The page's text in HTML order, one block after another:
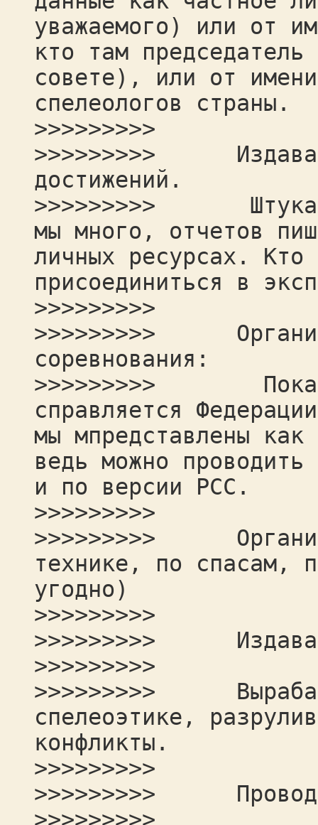
уважаемого) или от
кто там
совете), или от
спелеологов страны.
>>>>>>>>>
>>>>>>>>>
достижений.
>>>>>>>>> Штука
мы много, отчетов
личных ресурсах.
присоединиться в
>>>>>>>>>
>>>>>>>>>
соревнования:
>>>>>>>>> Пока
справляется
мы мпредставлены
ведь можно проводить
и по версии РСС.
>>>>>>>>>
>>>>>>>>>
технике, по спасам,
угодно)
>>>>>>>>>
>>>>>>>>>
>>>>>>>>>
>>>>>>>>>
спелеоэтике,
конфликты.
>>>>>>>>>
>>>>>>>>>
>>>>>>>>>